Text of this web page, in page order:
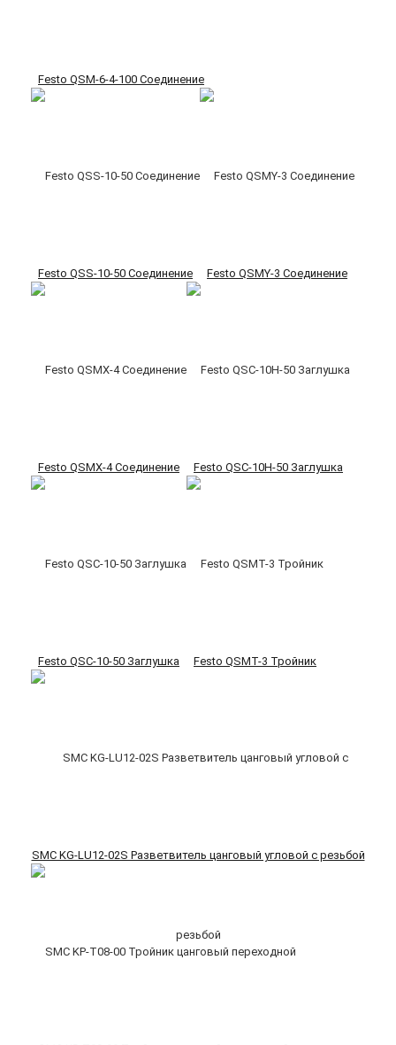
Festo QSM-6-4-100 Соединение
Festo QSS-10-50 Соединение Festo QSMY-3 Соединение
Festo QSMX-4 Соединение Festo QSC-10H-50 Заглушка
Festo QSC-10-50 Заглушка Festo QSMT-3 Тройник
SMC KG-LU12-02S Разветвитель цанговый угловой с резьбой